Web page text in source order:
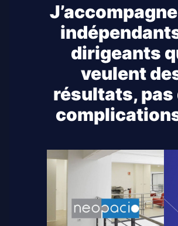
dirigeants
veulent
résultats, pas